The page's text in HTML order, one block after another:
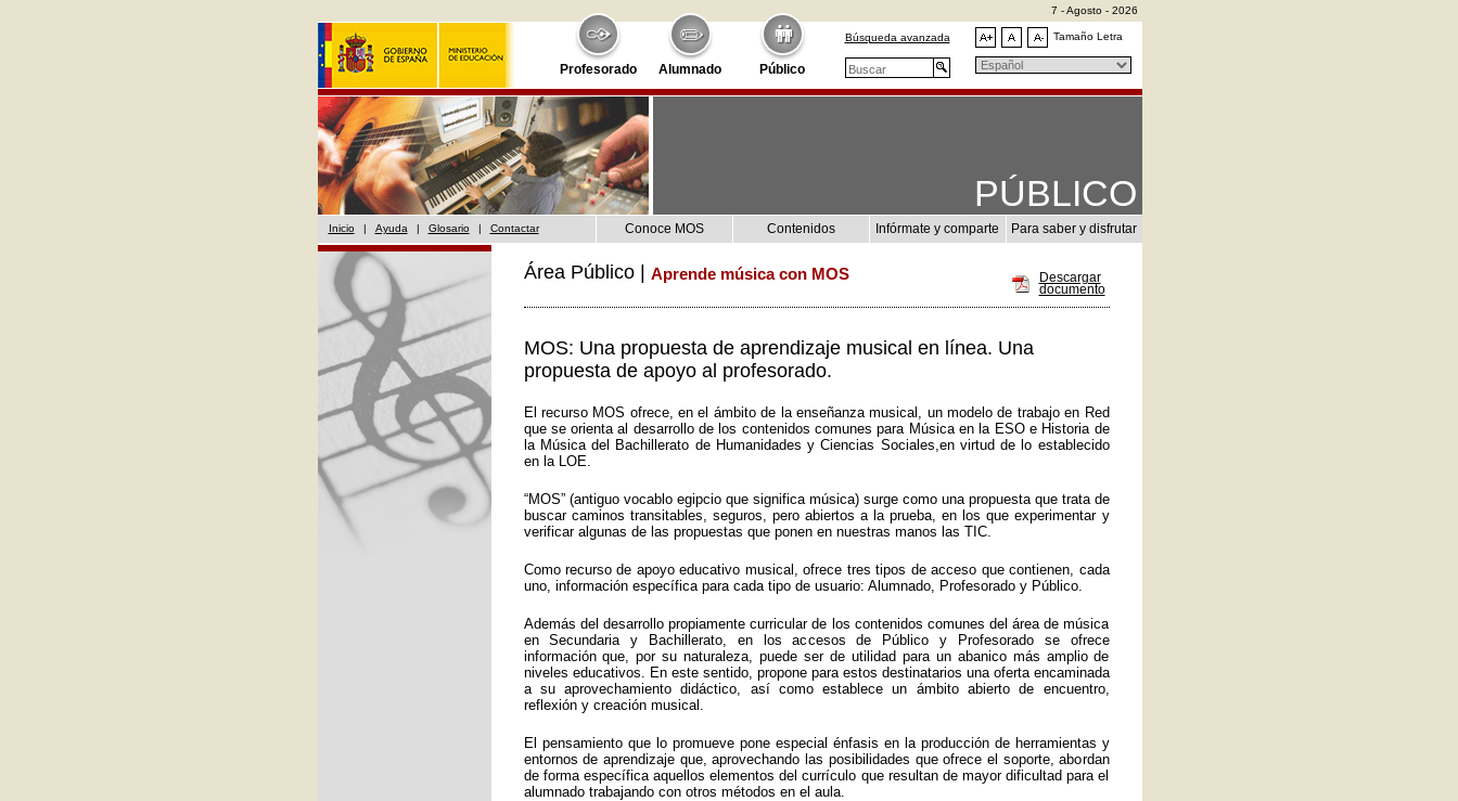
Profesorado Alumnado Público
7 - Agosto - 2026
Búsqueda avanzada Tamaño Letra
PÚBLICO
Inicio | Ayuda | Glosario | Contactar Conoce MOS Contenidos Infórmate y comparte Para saber y disfrutar
Descargar
documento
Área Público | Aprende música con MOS
MOS: Una propuesta de aprendizaje musical en línea. Una
propuesta de apoyo al profesorado.
El recurso MOS ofrece, en el ámbito de la enseñanza musical, un modelo de trabajo en Red
que se orienta al desarrollo de los contenidos comunes para Música en la ESO e Historia de
la Música del Bachillerato de Humanidades y Ciencias Sociales,en virtud de lo establecido
en la LOE.
“MOS” (antiguo vocablo egipcio que significa música) surge como una propuesta que trata de
buscar caminos transitables, seguros, pero abiertos a la prueba, en los que experimentar y
verificar algunas de las propuestas que ponen en nuestras manos las TIC.
Como recurso de apoyo educativo musical, ofrece tres tipos de acceso que contienen, cada
uno, información específica para cada tipo de usuario: Alumnado, Profesorado y Público.
Además del desarrollo propiamente curricular de los contenidos comunes del área de música
en Secundaria y Bachillerato, en los accesos de Público y Profesorado se ofrece
información que, por su naturaleza, puede ser de utilidad para un abanico más amplio de
niveles educativos. En este sentido, propone para estos destinatarios una oferta encaminada
a su aprovechamiento didáctico, así como establece un ámbito abierto de encuentro,
reflexión y creación musical.
El pensamiento que lo promueve pone especial énfasis en la producción de herramientas y
entornos de aprendizaje que, aprovechando las posibilidades que ofrece el soporte, abordan
de forma específica aquellos elementos del currículo que resultan de mayor dificultad para el
alumnado trabajando con otros métodos en el aula.